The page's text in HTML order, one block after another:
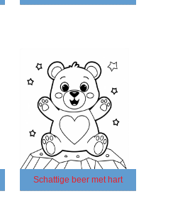
Schattige beer met hart